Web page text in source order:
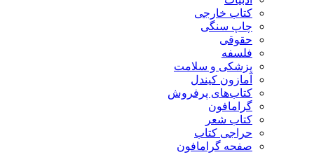
کتاب خارجی
چاپ سنگی
حقوقی
فلسفه
پزشکی و سلامت
آمازون کیندل
کتاب‌های پرفروش
گرامافون
کتاب شعر
حراجی کتاب
صفحه گرامافون